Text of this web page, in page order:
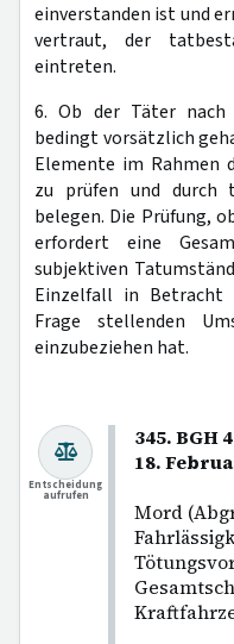
einverstanden ist und
vertraut, der
eintreten.
6. Ob der Täter nach
bedingt vorsätzlich
Elemente im Rahmen
zu prüfen und durch
belegen. Die Prüfung,
erfordert eine
subjektiven
Einzelfall in Betracht
Frage stellenden
einzubeziehen hat.
345. BGH
18.
Mord
Entscheidung
aufrufen